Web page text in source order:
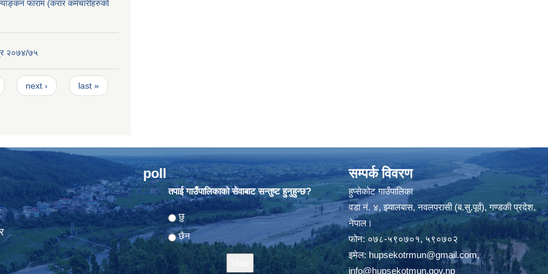
फाराम (करार कर्मचारीहरुको
२०७४/७५
next › last »
poll
तपाई गाउँपालिकाको सेवाबाट सन्तुष्ट हुनुहुन्छ?
Choices
छु
छैन
सम्पर्क विवरण
हुप्सेकोट गाउँपालिका
वडा नं. ४, झ्यालबास, नवलपरासी (ब.सु.पूर्व), गण्डकी प्रदेश,
नेपाल।
फोन: ०७८-५९०७०१, ५९०७०२
इमेल: hupsekotrmun@gmail.com,
info@hupsekotmun.gov.np